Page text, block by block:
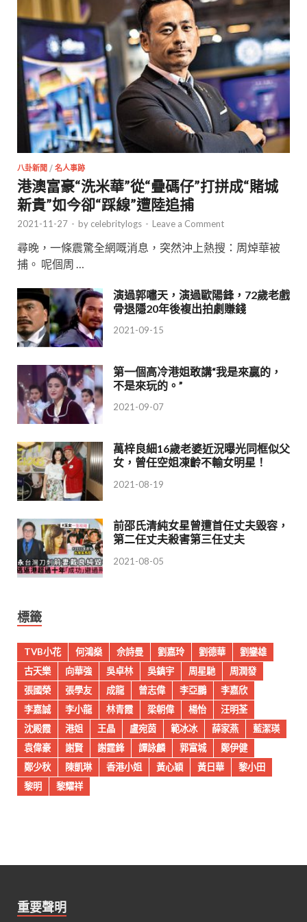
八卦新聞 / 名人事跡
港澳富豪“洗米華”從“疊碼仔”打拼成“賭城
新貴”如今卻“踩線”遭陸追捕
2021-11-27 - by celebritylogs - Leave a Comment
尋晚，一條震驚全網嘅消息，突然沖上熱搜：周焯華被
捕。 呢個周 …
演過郭嘯天，演過歐陽鋒，72歲老戲
骨退隱20年後複出拍劇賺錢
2021-09-15
第一個高冷港姐敢講“我是來贏的，
不是來玩的。”
2021-09-07
萬梓良細16歲老婆近況曝光同框似父
女，曾任空姐凍齡不輸女明星！
2021-08-19
前邵氏清純女星曾遭首任丈夫毀容，
第二任丈夫殺害第三任丈夫
2021-08-05
標籤
TVB小花 何鴻燊 佘詩曼 劉嘉玲 劉德華
劉鑾雄
古天樂
向華強 吳卓林 吳鎮宇 周星馳
周潤發
張國榮
張學友 成龍 曾志偉 李亞鵬
李嘉欣
李嘉誠
李小龍 林青霞 梁朝偉 楊怡
汪明荃
沈殿霞
港姐 王晶 盧宛茵 範冰冰 薛家燕
藍潔瑛
袁偉豪
謝賢 謝霆鋒 譚詠麟 郭富城
鄭伊健
鄭少秋
陳凱琳 香港小姐 黃心穎 黃日華
黎小田
黎明
黎耀祥
重要聲明